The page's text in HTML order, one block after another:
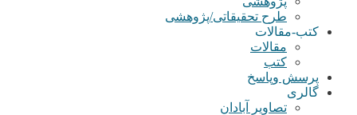
طرح تحقیقاتی/پژوهشی
کتب-مقالات
مقالات
کتب
پرسش وپاسخ
گالری
تصاویر آبادان